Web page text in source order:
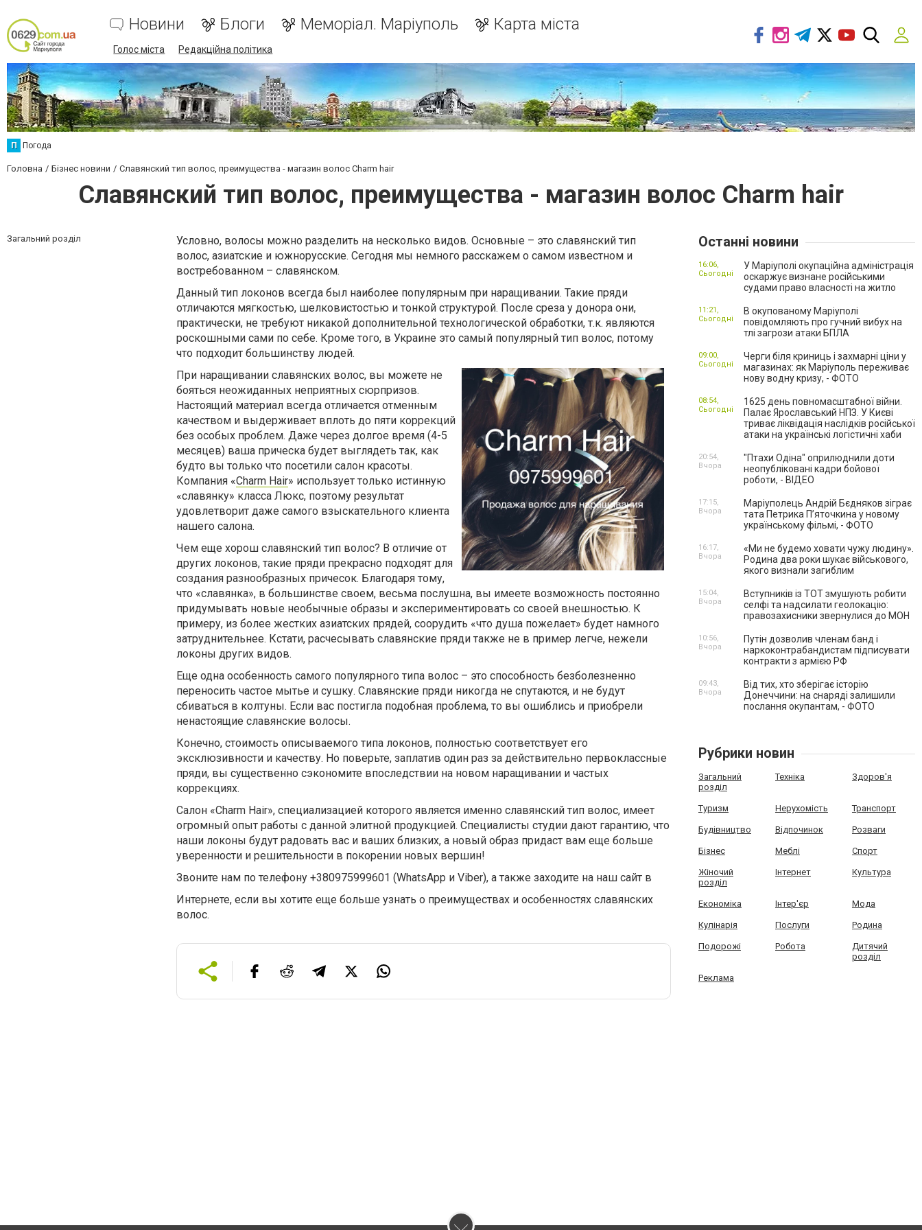
Новини Блоги Меморіал. Маріуполь Карта міста
Голос міста Редакційна політика
П Погода
Головна Бізнес новини Славянский тип волос, преимущества - магазин волос Charm hair
Славянский тип волос, преимущества - магазин волос Charm hair
Загальний розділ
Условно, волосы можно разделить на несколько видов. Основные – это славянский тип
волос, азиатские и южнорусские. Сегодня мы немного расскажем о самом известном и
востребованном – славянском.
Данный тип локонов всегда был наиболее популярным при наращивании. Такие пряди
отличаются мягкостью, шелковистостью и тонкой структурой. После среза у донора они,
практически, не требуют никакой дополнительной технологической обработки, т.к. являются
роскошными сами по себе. Кроме того, в Украине это самый популярный тип волос, потому
что подходит большинству людей.
При наращивании славянских волос, вы можете не
бояться неожиданных неприятных сюрпризов.
Настоящий материал всегда отличается отменным
качеством и выдерживает вплоть до пяти коррекций
без особых проблем. Даже через долгое время (4-5
месяцев) ваша прическа будет выглядеть так, как
будто вы только что посетили салон красоты.
Компания «Charm Hair» использует только истинную
«славянку» класса Люкс, поэтому результат
удовлетворит даже самого взыскательного клиента
нашего салона.
Чем еще хорош славянский тип волос? В отличие от
других локонов, такие пряди прекрасно подходят для
создания разнообразных причесок. Благодаря тому,
что «славянка», в большинстве своем, весьма послушна, вы имеете возможность постоянно
придумывать новые необычные образы и экспериментировать со своей внешностью. К
примеру, из более жестких азиатских прядей, соорудить «что душа пожелает» будет намного
затруднительнее. Кстати, расчесывать славянские пряди также не в пример легче, нежели
локоны других видов.
Еще одна особенность самого популярного типа волос – это способность безболезненно
переносить частое мытье и сушку. Славянские пряди никогда не спутаются, и не будут
сбиваться в колтуны. Если вас постигла подобная проблема, то вы ошиблись и приобрели
ненастоящие славянские волосы.
Конечно, стоимость описываемого типа локонов, полностью соответствует его
эксклюзивности и качеству. Но поверьте, заплатив один раз за действительно первоклассные
пряди, вы существенно сэкономите впоследствии на новом наращивании и частых
коррекциях.
Салон «Charm Hair», специализацией которого является именно славянский тип волос, имеет
огромный опыт работы с данной элитной продукцией. Специалисты студии дают гарантию, что
наши локоны будут радовать вас и ваших близких, а новый образ придаст вам еще больше
уверенности и решительности в покорении новых вершин!
Звоните нам по телефону +380975999601 (WhatsApp и Viber), а также заходите на наш сайт в
Интернете, если вы хотите еще больше узнать о преимуществах и особенностях славянских
волос.
Останні новини
У Маріуполі окупаційна адміністрація
оскаржує визнане російськими
судами право власності на житло
16:06,
Сьогодні
В окупованому Маріуполі
повідомляють про гучний вибух на
тлі загрози атаки БПЛА
11:21,
Сьогодні
Черги біля криниць і захмарні ціни у
магазинах: як Маріуполь переживає
нову водну кризу, - ФОТО
09:00,
Сьогодні
1625 день повномасштабної війни.
Палає Ярославський НПЗ. У Києві
триває ліквідація наслідків російської
атаки на українські логістичні хаби
08:54,
Сьогодні
"Птахи Одіна" оприлюднили доти
неопубліковані кадри бойової
роботи, - ВІДЕО
20:54,
Вчора
Маріуполець Андрій Бєдняков зіграє
тата Петрика П’яточкина у новому
українському фільмі, - ФОТО
17:15,
Вчора
«Ми не будемо ховати чужу людину».
Родина два роки шукає військового,
якого визнали загиблим
16:17,
Вчора
Вступників із ТОТ змушують робити
селфі та надсилати геолокацію:
правозахисники звернулися до МОН
15:04,
Вчора
Путін дозволив членам банд і
наркоконтрабандистам підписувати
контракти з армією РФ
10:56,
Вчора
Від тих, хто зберігає історію
Донеччини: на снаряді залишили
послання окупантам, - ФОТО
09:43,
Вчора
Рубрики новин
Загальний
розділ
Техніка Здоров'я
Туризм Нерухомість Транспорт
Будівництво Відпочинок Розваги
Бізнес Меблі Спорт
Жіночий
розділ
Інтернет Культура
Економіка Інтер'єр Мода
Кулінарія Послуги Родина
Подорожі Робота
Дитячий
розділ
Реклама